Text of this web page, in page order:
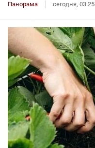
Панорама сегодня, 03:25